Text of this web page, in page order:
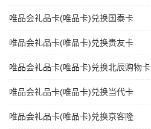
唯品会礼品卡(唯品卡)兑换国泰卡
唯品会礼品卡(唯品卡)兑换贵友卡
唯品会礼品卡(唯品卡)兑换北辰购物卡
唯品会礼品卡(唯品卡)兑换当代卡
唯品会礼品卡(唯品卡)兑换京客隆